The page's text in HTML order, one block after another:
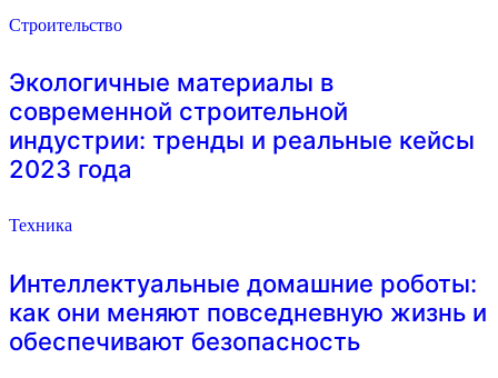
Строительство
Экологичные материалы в
современной строительной
индустрии: тренды и реальные кейсы
2023 года
Техника
Интеллектуальные домашние роботы:
как они меняют повседневную жизнь и
обеспечивают безопасность